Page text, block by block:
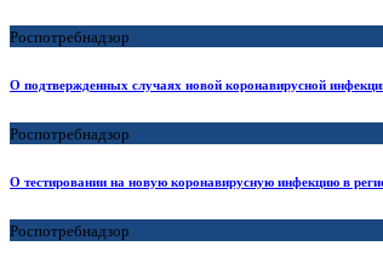
Роспотребнадзор
О подтвержденных случаях новой коронавирусной
Роспотребнадзор
О тестировании на новую коронавирусную инфекцию в
Роспотребнадзор